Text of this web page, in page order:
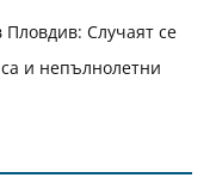
Случаят се
и непълнолетни